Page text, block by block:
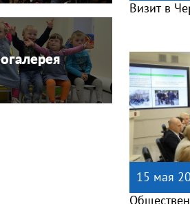
Визит в
15 мая